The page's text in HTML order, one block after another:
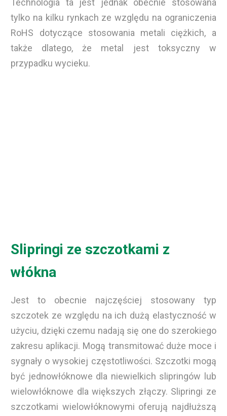
Technologia ta jest jednak obecnie stosowana
tylko na kilku rynkach ze względu na ograniczenia
RoHS dotyczące stosowania metali ciężkich, a
także dlatego, że metal jest toksyczny w
przypadku wycieku.
Slipringi ze szczotkami z
włókna
Jest to obecnie najczęściej stosowany typ
szczotek ze względu na ich dużą elastyczność w
użyciu, dzięki czemu nadają się one do szerokiego
zakresu aplikacji. Mogą transmitować duże moce i
sygnały o wysokiej częstotliwości. Szczotki mogą
być jednowłóknowe dla niewielkich slipringów lub
wielowłóknowe dla większych złączy. Slipringi ze
szczotkami wielowłóknowymi oferują najdłuższą